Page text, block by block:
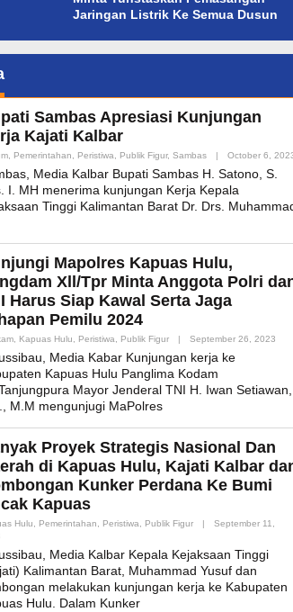
Jaringan Listrik Ke Semua Dusun
Sambas Apresiasi Kunjungan
Kajati Kalbar
, Pemerintahan, Peristiwa, Publik Figur, Sambas | October 6,
Media Kalbar Bupati Sambas H. Satono, S.
I. MH menerima kunjungan Kerja Kepala
Tinggi Kalimantan Barat Dr. Drs.
Mapolres Kapuas Hulu,
Xll/Tpr Minta Anggota Polri
Harus Siap Kawal Serta Jaga
Pemilu 2024
, Kapuas Hulu, Peristiwa, Publik Figur | September 26, 2023
Media Kabar Kunjungan kerja ke
Kapuas Hulu Panglima Kodam
Mayor Jenderal TNI H. Iwan Setiawan,
M.M mengunjugi MaPolres
Proyek Strategis Nasional Dan
di Kapuas Hulu, Kajati Kalbar
Kunker Perdana Ke Bumi
Kapuas
Hulu, Pemerintahan, Peristiwa, Publik Figur |
September 11,
Media Kalbar Kepala Kejaksaan Tinggi
Kalimantan Barat, Muhammad Yusuf dan
melakukan kunjungan kerja ke Kabupaten
Hulu. Dalam Kunker